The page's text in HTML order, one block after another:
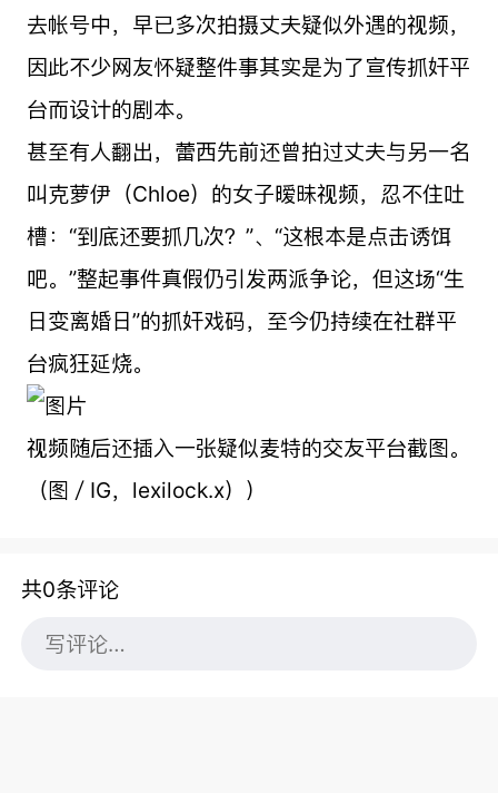
去帐号中，早已多次拍摄丈夫疑似外遇的视频，
因此不少网友怀疑整件事其实是为了宣传抓奸平
台而设计的剧本。
甚至有人翻出，蕾西先前还曾拍过丈夫与另一名
叫克萝伊（Chloe）的女子暧昧视频，忍不住吐
槽：“到底还要抓几次？”、“这根本是点击诱饵
吧。”整起事件真假仍引发两派争论，但这场“生
日变离婚日”的抓奸戏码，至今仍持续在社群平
台疯狂延烧。
视频随后还插入一张疑似麦特的交友平台截图。
（图／IG，lexilock.x））
共0条评论